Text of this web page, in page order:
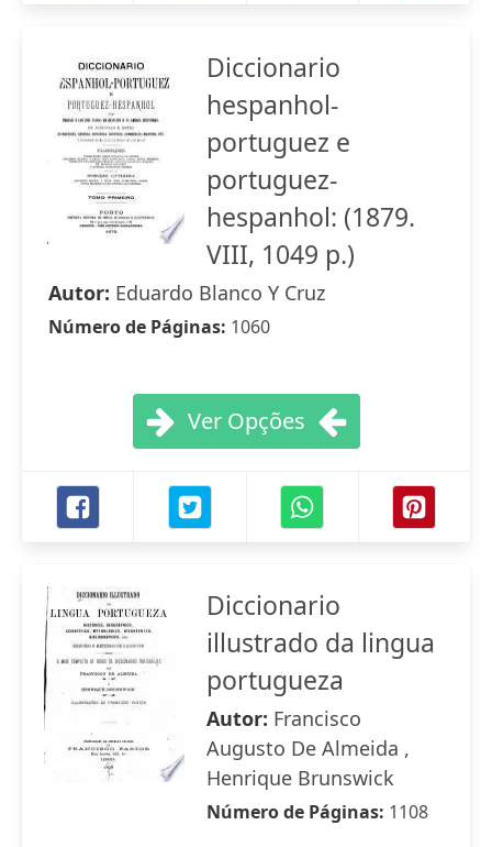
Diccionario
hespanhol-
portuguez e
portuguez-
hespanhol: (1879.
VIII, 1049 p.)
Autor: Eduardo Blanco Y Cruz
Número de Páginas: 1060
Ver Opções
Diccionario
illustrado da lingua
portugueza
Autor: Francisco
Augusto De Almeida ,
Henrique Brunswick
Número de Páginas: 1108